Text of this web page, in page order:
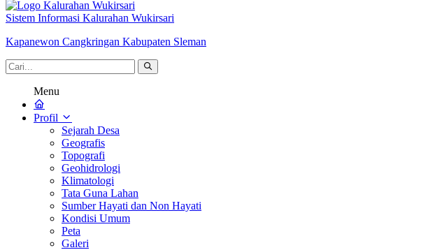
Sistem Informasi Kalurahan Wukirsari
Kapanewon Cangkringan Kabupaten Sleman
Menu
Profil
Sejarah Desa
Geografis
Topografi
Geohidrologi
Klimatologi
Tata Guna Lahan
Sumber Hayati dan Non Hayati
Kondisi Umum
Peta
Galeri